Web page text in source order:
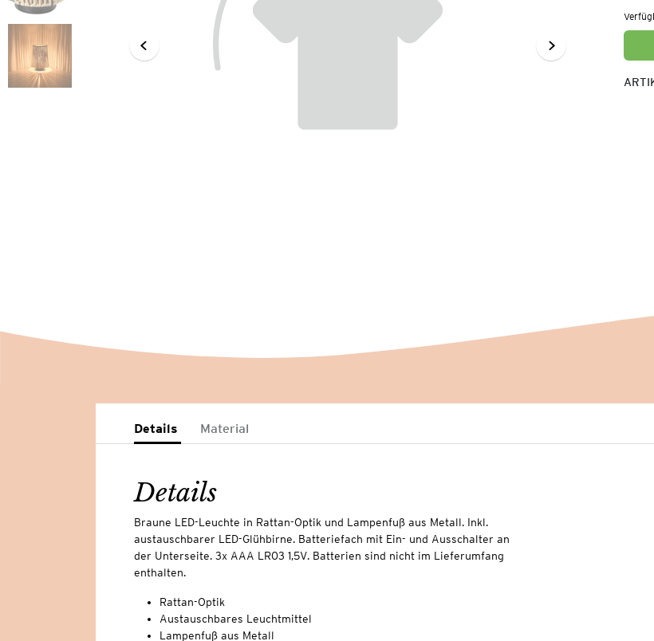
Details Material
Details
Braune LED-Leuchte in Rattan-Optik und Lampenfuß aus Metall. Inkl.
austauschbarer LED-Glühbirne. Batteriefach mit Ein- und Ausschalter an
der Unterseite. 3x AAA LR03 1,5V. Batterien sind nicht im Lieferumfang
enthalten.
Rattan-Optik
Austauschbares Leuchtmittel
Lampenfuß aus Metall